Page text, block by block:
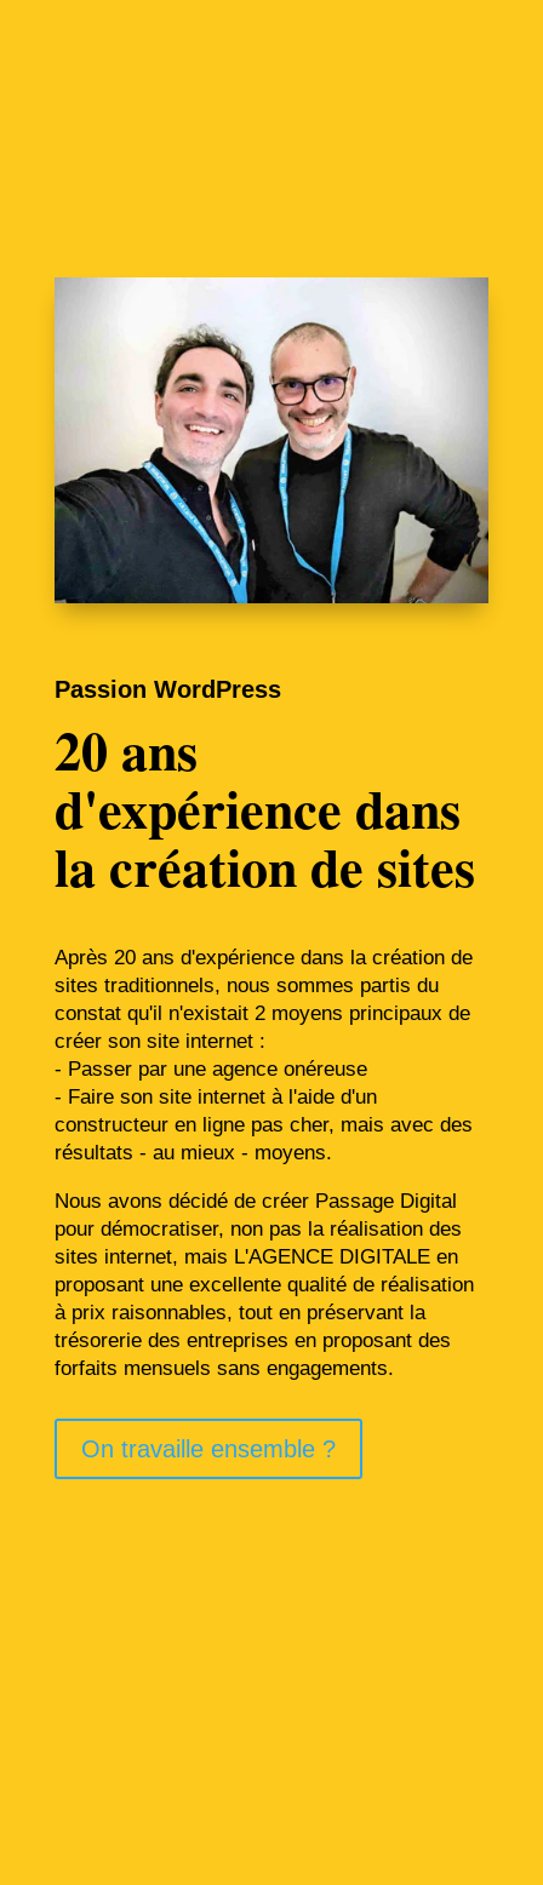
Passion WordPress
20 ans
d'expérience dans
la création de sites
Après 20 ans d'expérience dans la création de
sites traditionnels, nous sommes partis du
constat qu'il n'existait 2 moyens principaux de
créer son site internet :
- Passer par une agence onéreuse
- Faire son site internet à l'aide d'un
constructeur en ligne pas cher, mais avec des
résultats - au mieux - moyens.
Nous avons décidé de créer Passage Digital
pour démocratiser, non pas la réalisation des
sites internet, mais L'AGENCE DIGITALE en
proposant une excellente qualité de réalisation
à prix raisonnables, tout en préservant la
trésorerie des entreprises en proposant des
forfaits mensuels sans engagements.
On travaille ensemble ?